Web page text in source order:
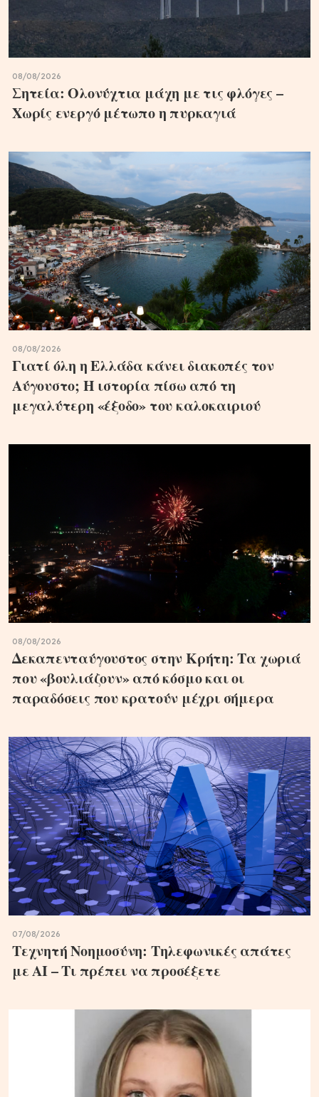
08/08/2026
Σητεία: Ολονύχτια μάχη με τις φλόγες –
Χωρίς ενεργό μέτωπο η πυρκαγιά
08/08/2026
Γιατί όλη η Ελλάδα κάνει διακοπές τον
Αύγουστο; Η ιστορία πίσω από τη
μεγαλύτερη «έξοδο» του καλοκαιριού
08/08/2026
Δεκαπενταύγουστος στην Κρήτη: Τα χωριά
που «βουλιάζουν» από κόσμο και οι
παραδόσεις που κρατούν μέχρι σήμερα
07/08/2026
Τεχνητή Νοημοσύνη: Τηλεφωνικές απάτες
με ΑΙ – Τι πρέπει να προσέξετε